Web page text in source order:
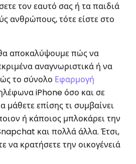
τον εαυτό σας ή τα παιδιά
ανθρώπους, τότε είστε στο
αποκαλύψουμε πώς να
αναγνωριστικά ή να
το σύνολο Εφαρμογή
iPhone όσο και σε
μάθετε επίσης τι συμβαίνει
ή κάποιος μπλοκάρει την
και πολλά άλλα. Έτσι,
να κρατήσετε την οικογένειά